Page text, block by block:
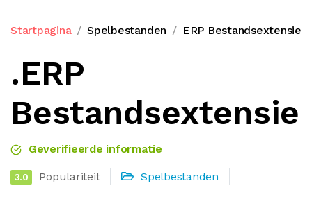
Startpagina Spelbestanden ERP Bestandsextensie
.ERP
Bestandsextensie
Geverifieerde informatie
3.0 Populariteit Spelbestanden